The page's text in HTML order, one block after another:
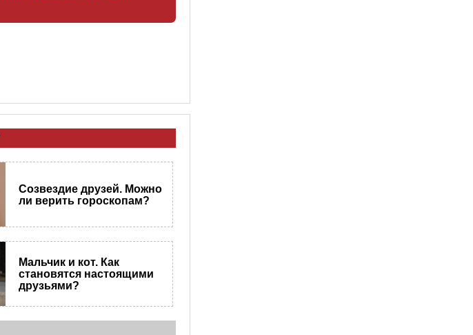
Созвездие друзей. Можно
ли верить гороскопам?
Мальчик и кот. Как
становятся настоящими
друзьями?